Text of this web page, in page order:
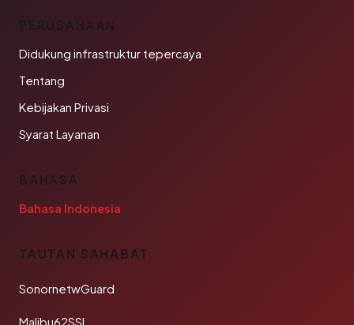
PERUSAHAAN
Didukung infrastruktur tepercaya
Tentang
Kebijakan Privasi
Syarat Layanan
BAHASA
Bahasa Indonesia
TAUTAN SAHABAT
SonornetwGuard
Malibu62SSL